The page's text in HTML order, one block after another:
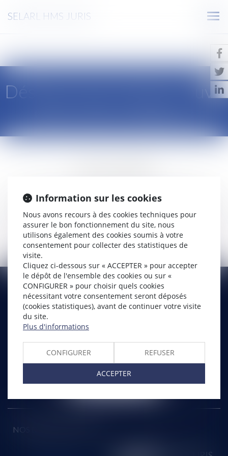
SELARL HMS JURIS
Désolé, aucun article trouvé
La page demandée n'existe pas ou a changé d'adresse.
Veuillez utiliser le menu ou le bouton ci-dessous :
RETOUR À L'ACCUEIL
NOS DERNIERS TWEETS
SELARL HMS JURIS
71 rue Feray - 91100 CORBEIL ESSONNES
Tél :
CONTACTER
NOUS LOCALISER
Information sur les cookies
Nous avons recours à des cookies techniques pour
assurer le bon fonctionnement du site, nous
utilisons également des cookies soumis à votre
consentement pour collecter des statistiques de
visite.
Cliquez ci-dessous sur « ACCEPTER » pour accepter
le dépôt de l'ensemble des cookies ou sur «
CONFIGURER » pour choisir quels cookies
nécessitant votre consentement seront déposés
(cookies statistiques), avant de continuer votre visite
du site.
Plus d'informations
CONFIGURER REFUSER
ACCEPTER